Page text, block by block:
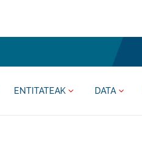
ENTITATEAK DATA